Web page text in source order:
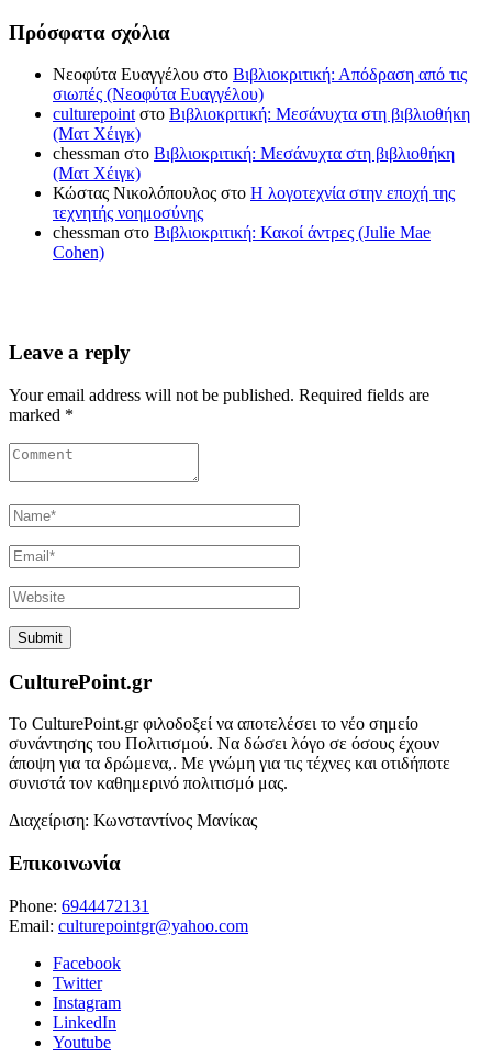
Πρόσφατα σχόλια
Νεοφύτα Ευαγγέλου στο Βιβλιοκριτική: Απόδραση από τις
σιωπές (Νεοφύτα Ευαγγέλου)
culturepointστο Βιβλιοκριτική: Μεσάνυχτα στη βιβλιοθήκη
(Ματ Χέιγκ)
chessman στο Βιβλιοκριτική: Μεσάνυχτα στη βιβλιοθήκη
(Ματ Χέιγκ)
Κώστας Νικολόπουλος στο Η λογοτεχνία στην εποχή της
τεχνητής νοημοσύνης
chessman στο Βιβλιοκριτική: Κακοί άντρες (Julie Mae
Cohen)
Leave a reply
Your email address will not be published. Required fields are
marked *
CulturePoint.gr
Το CulturePoint.gr φιλοδοξεί να αποτελέσει το νέο σημείο
συνάντησης του Πολιτισμού. Να δώσει λόγο σε όσους έχουν
άποψη για τα δρώμενα,. Με γνώμη για τις τέχνες και οτιδήποτε
συνιστά τον καθημερινό πολιτισμό μας.
Διαχείριση: Κωνσταντίνος Μανίκας
Επικοινωνία
Phone: 6944472131
Email: culturepointgr@yahoo.com
Facebook
Twitter
Instagram
LinkedIn
Youtube